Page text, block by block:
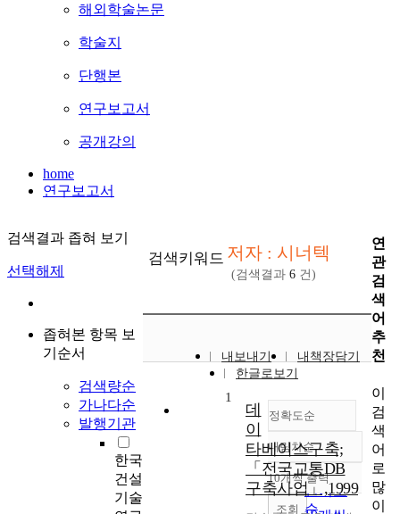
해외학술논문
학술지
단행본
연구보고서
공개강의
home
연구보고서
검색결과 좁혀 보기
선택해제
좁혀본 항목 보
기순서
검색량순
가나다순
발행기관
한국
건설
기술
검색키워드 저자 : 시너텍
(검색결과 6 건)
내보내기
내책장담기
한글로보기
정확도순
정확도
순
인기도
순
내림차순
내림차순
10개씩 출력
조회
1
데
이
타베이스구축;
「전국교통DB
구축사업」,1999
연
관
검
색
어
추
천
이
검
색
어
로
많
이